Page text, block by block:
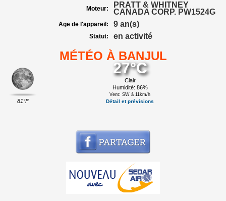
Moteur:
PRATT & WHITNEY
CANADA CORP. PW1524G
Age de l'appareil: 9 an(s)
Statut: en activité
MÉTÉO À BANJUL
81°F
27°C
Clair
Humidité: 86%
Vent: SW à 11km/h
Détail et prévisions